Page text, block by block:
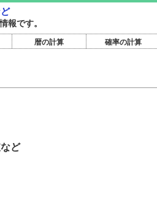
報です。
暦の計算 確率の計算
ど